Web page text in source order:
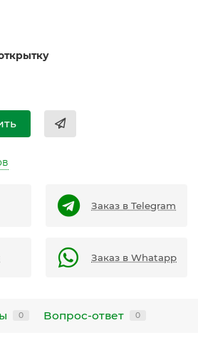
Заказ в Telegram
Заказ в Whatapp
0 Вопрос-ответ 0